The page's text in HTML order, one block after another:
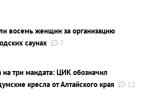
восемь женщин за организацию
саунах
7
на три мандата: ЦИК обозначил
кресла от Алтайского края
12